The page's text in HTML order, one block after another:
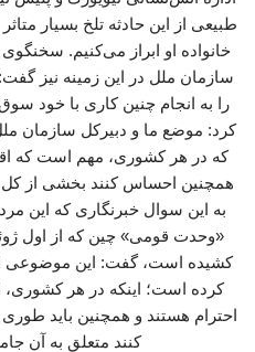
طبیعی از این حادثه تلخ بسیار
خانواده او ابراز می‌کنیم.
سازمان ملل در این زمینه نیز
را به انجام چنین کاری با خود
کرد: موضع ما و دبیرکل سازمان
که در هر کشوری، مهم است که
همچنین احساس کنند بخشی از کل
به این سوال خبرنگاری که این
«وحدت قومی» چین که از اول
کشیده است، گفت: این موضوعی
کرده است؛ اینکه در هر کشوری،
احترام هستند و همچنین باید
کنند متعلق به آن جامعه